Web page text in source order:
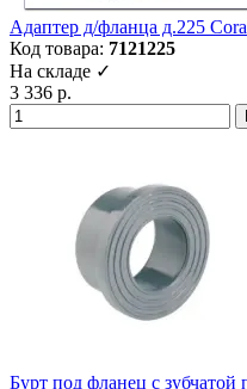
Адаптер д/фланца д.225
Код товара: 7121225
На складе ✓
3 336 р.
Бурт под фланец с